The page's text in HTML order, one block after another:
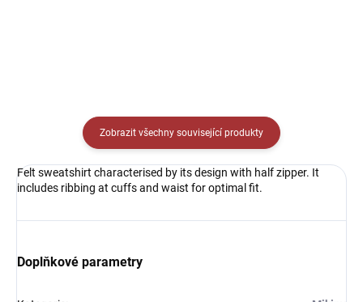
Zobrazit všechny související produkty
Felt sweatshirt characterised by its design with half zipper. It
includes ribbing at cuffs and waist for optimal fit.
Doplňkové parametry